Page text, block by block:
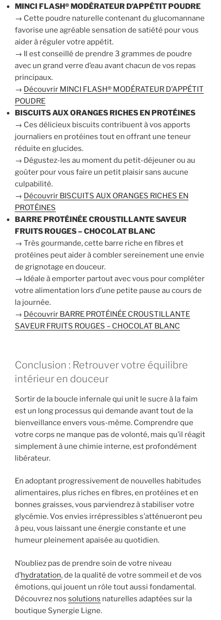
MINCI FLASH® MODÉRATEUR D’APPÉTIT POUDRE
→ Cette poudre naturelle contenant du glucomannane
favorise une agréable sensation de satiété pour vous
aider à réguler votre appétit.
→ Il est conseillé de prendre 3 grammes de poudre
avec un grand verre d’eau avant chacun de vos repas
principaux.
→ Découvrir MINCI FLASH® MODÉRATEUR D’APPÉTIT
POUDRE
BISCUITS AUX ORANGES RICHES EN PROTÉINES
→ Ces délicieux biscuits contribuent à vos apports
journaliers en protéines tout en offrant une teneur
réduite en glucides.
→ Dégustez-les au moment du petit-déjeuner ou au
goûter pour vous faire un petit plaisir sans aucune
culpabilité.
→ Découvrir BISCUITS AUX ORANGES RICHES EN
PROTÉINES
BARRE PROTÉINÉE CROUSTILLANTE SAVEUR
FRUITS ROUGES – CHOCOLAT BLANC
→ Très gourmande, cette barre riche en fibres et
protéines peut aider à combler sereinement une envie
de grignotage en douceur.
→ Idéale à emporter partout avec vous pour compléter
votre alimentation lors d’une petite pause au cours de
la journée.
→ Découvrir BARRE PROTÉINÉE CROUSTILLANTE
SAVEUR FRUITS ROUGES – CHOCOLAT BLANC
Conclusion : Retrouver votre équilibre
intérieur en douceur
Sortir de la boucle infernale qui unit le sucre à la faim
est un long processus qui demande avant tout de la
bienveillance envers vous-même. Comprendre que
votre corps ne manque pas de volonté, mais qu’il réagit
simplement à une chimie interne, est profondément
libérateur.
En adoptant progressivement de nouvelles habitudes
alimentaires, plus riches en fibres, en protéines et en
bonnes graisses, vous parviendrez à stabiliser votre
glycémie. Vos envies irrépressibles s’atténueront peu
à peu, vous laissant une énergie constante et une
humeur pleinement apaisée au quotidien.
N’oubliez pas de prendre soin de votre niveau
d’hydratation, de la qualité de votre sommeil et de vos
émotions, qui jouent un rôle tout aussi fondamental.
Découvrez nos solutions naturelles adaptées sur la
boutique Synergie Ligne.